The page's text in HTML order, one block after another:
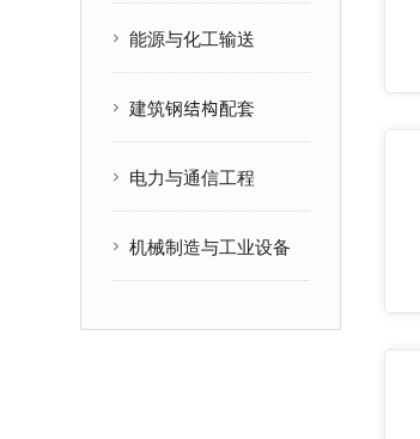
能源与化工输送
建筑钢结构配套
电力与通信工程
机械制造与工业设备